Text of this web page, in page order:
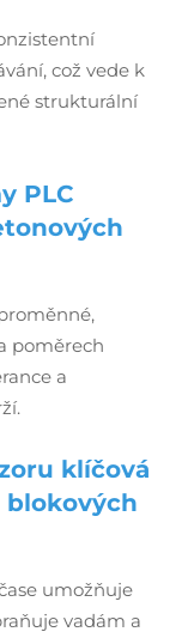
což vede k
strukturální
PLC
poměrech
a
klíčová
umožňuje
vadám a